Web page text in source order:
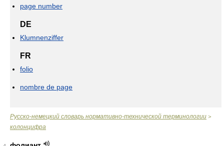
page number
DE
Klumnenziffer
FR
folio
nombre de page
Русско-немецкий словарь нормативно-технической терминологии >
колонцифра